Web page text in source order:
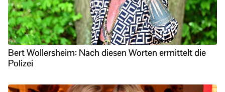
Bert Wollersheim: Nach diesen Worten ermittelt die
Polizei